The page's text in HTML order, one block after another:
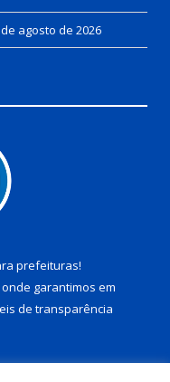
agosto de 2026
prefeituras!
garantimos em
de transparência